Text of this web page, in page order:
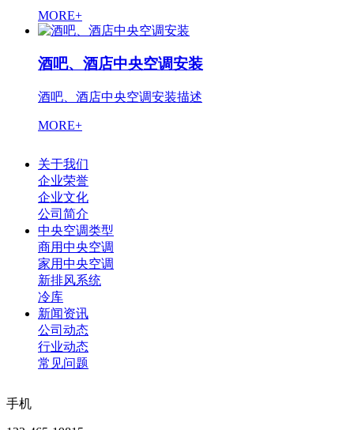
MORE+
酒吧、酒店中央空调安装
酒吧、酒店中央空调安装描述
MORE+
关于我们
企业荣誉
企业文化
公司简介
中央空调类型
商用中央空调
家用中央空调
新排风系统
冷库
新闻资讯
公司动态
行业动态
常见问题
手机